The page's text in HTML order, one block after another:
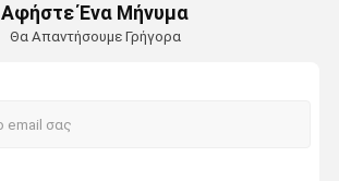
Αφήστε Ένα Μήνυμα
Θα Απαντήσουμε Γρήγορα